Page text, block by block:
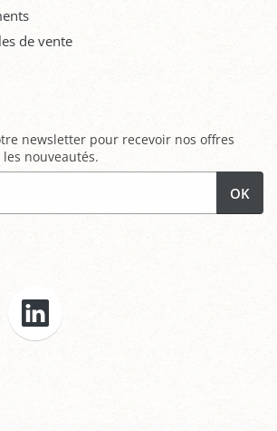
de vente
newsletter pour recevoir nos offres
nouveautés.
OK